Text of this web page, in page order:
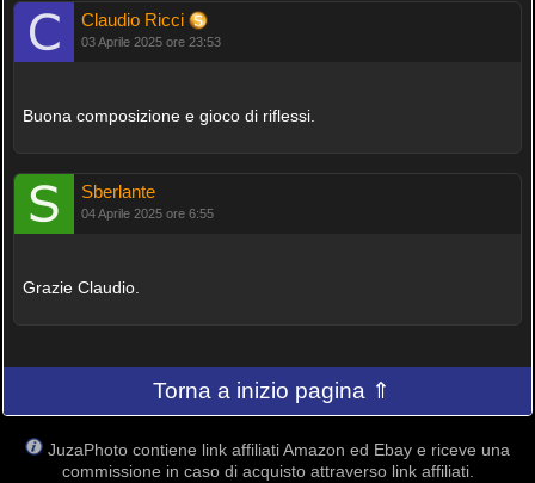
Claudio Ricci
03 Aprile 2025 ore 23:53
Buona composizione e gioco di riflessi.
Sberlante
04 Aprile 2025 ore 6:55
Grazie Claudio.
Torna a inizio pagina ⇑
JuzaPhoto contiene link affiliati Amazon ed Ebay e riceve una
commissione in caso di acquisto attraverso link affiliati.